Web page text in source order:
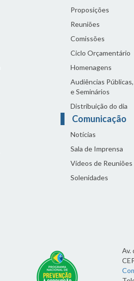
Proposições
Reuniões
Comissões
Ciclo Orçamentário
Homenagens
Audiências
e Seminários
Distribuição do dia
Comunicação
Notícias
Sala de Imprensa
Vídeos de Reuniões
Solenidades
Av.